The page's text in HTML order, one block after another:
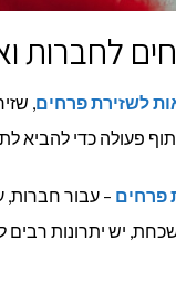
לחברות
לשזירת פרחים,
פעולה כדי להביא
פרחים – עבור חברות,
יש יתרונות